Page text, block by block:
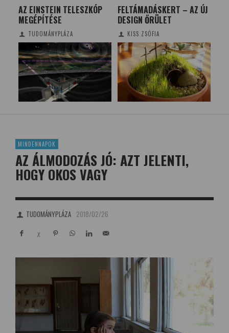
AZ EINSTEIN TELESZKÓP
MEGÉPÍTÉSE
TUDOMÁNYPLÁZA
FELTÁMADÁSKERT – AZ ÚJ
DESIGN ŐRÜLET
KISS ZSÓFIA
MINDENNAPOK
AZ ÁLMODOZÁS JÓ: AZT JELENTI,
HOGY OKOS VAGY
TUDOMÁNYPLÁZA 2018/02/26